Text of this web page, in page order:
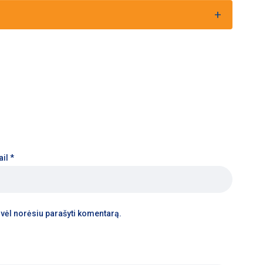
*
norėsiu parašyti komentarą.